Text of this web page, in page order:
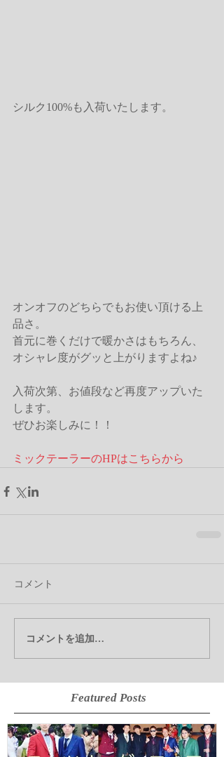
シルク100%も入荷いたします。
オンオフのどちらでもお使い頂ける上
品さ。
首元に巻くだけで暖かさはもちろん、
オシャレ度がグッと上がりますよね♪
入荷次第、お値段など再度アップいた
します。
ぜひお楽しみに！！
ミックテーラーのHPはこちらから
コメント
コメントを追加…
Featured Posts